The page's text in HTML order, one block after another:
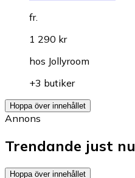
fr.
1 290 kr
hos Jollyroom
+3 butiker
Hoppa över innehållet
Annons
Trendande just nu
Hoppa över innehållet